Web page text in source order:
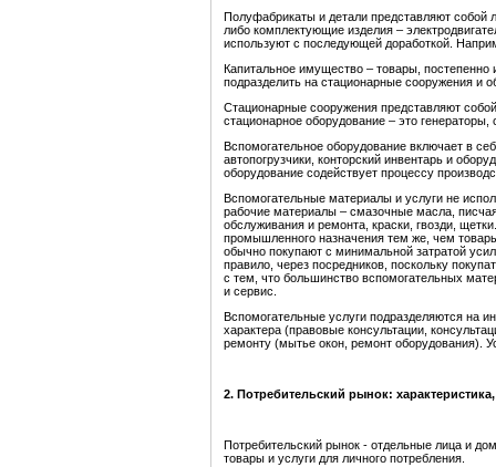
Полуфабрикаты и детали представляют собой
либо комплектующие изделия –
используют с последующей доработкой.
Капитальное имущество – товары,
подразделить на стационарные сооружения и
Стационарные сооружения представляют
стационарное оборудование – это
Вспомогательное оборудование включает в
автопогрузчики, конторский инвентарь и
оборудование содействует процессу
Вспомогательные материалы и услуги не
рабочие материалы – смазочные масла,
обслуживания и ремонта, краски, гвозди,
промышленного назначения тем же, чем
обычно покупают с минимальной затратой
правило, через посредников, поскольку
с тем, что большинство вспомогательных
и сервис.
Вспомогательные услуги подразделяются на
характера (правовые консультации,
ремонту (мытье окон, ремонт оборудования).
2. Потребительский рынок:
Потребительский рынок - отдельные лица и
товары и услуги для личного потребления.